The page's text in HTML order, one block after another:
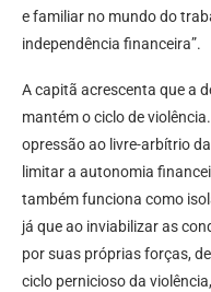
e familiar no mundo do
independência financeira”.
A capitã acrescenta que a
mantém o ciclo de
opressão ao livre-arbítrio
limitar a autonomia
também funciona como
já que ao inviabilizar as
por suas próprias forças,
ciclo pernicioso da